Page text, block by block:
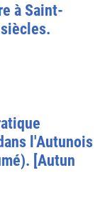
à Saint-
l'Autunois
[Autun